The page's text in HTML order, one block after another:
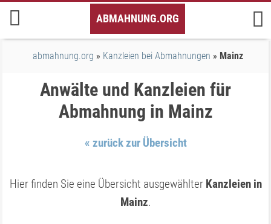
Inhalt
springen
ABMAHNUNG.ORG
abmahnung.org Kanzleien bei Abmahnungen Mainz
Anwälte und Kanzleien für
Abmahnung in Mainz
« zurück zur Übersicht
Hier finden Sie eine Übersicht ausgewählter Kanzleien in
Mainz.